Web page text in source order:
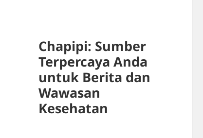
Chapipi: Sumber
Terpercaya Anda
untuk Berita dan
Wawasan
Kesehatan